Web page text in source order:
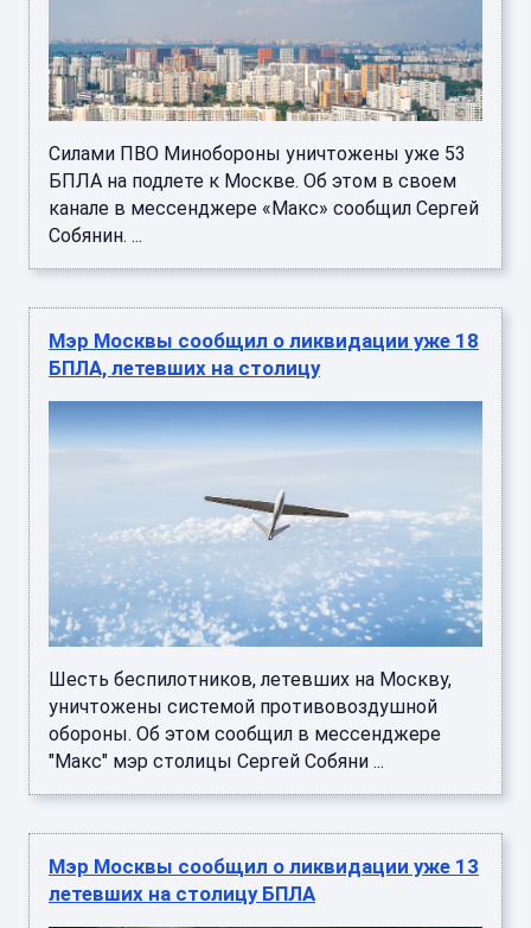
Силами ПВО Минобороны уничтожены уже 53
БПЛА на подлете к Москве. Об этом в своем
канале в мессенджере «Макс» сообщил Сергей
Собянин. ...
Мэр Москвы сообщил о ликвидации уже 18
БПЛА, летевших на столицу
Шесть беспилотников, летевших на Москву,
уничтожены системой противовоздушной
обороны. Об этом сообщил в мессенджере
"Макс" мэр столицы Сергей Собяни ...
Мэр Москвы сообщил о ликвидации уже 13
летевших на столицу БПЛА